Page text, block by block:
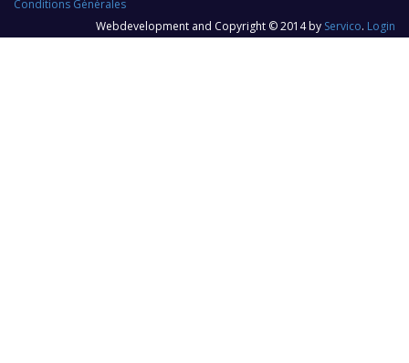
Conditions Générales
Webdevelopment and Copyright © 2014 by Servico. Login